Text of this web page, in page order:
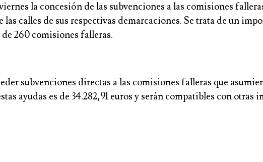
la concesión de las subvenciones a las comisiones
calles de sus respectivas demarcaciones. Se trata de un
260 comisiones falleras.
subvenciones directas a las comisiones falleras que
ayudas es de 34.282,91 euros y serán compatibles con